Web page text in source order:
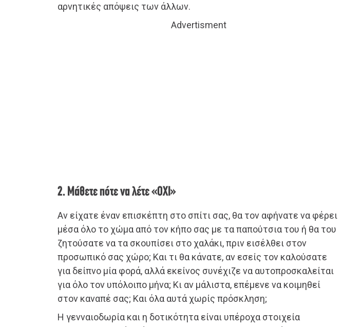
αρνητικές απόψεις των άλλων.
Advertisment
2. Μάθετε πότε να λέτε «ΟΧΙ»
Αν είχατε έναν επισκέπτη στο σπίτι σας, θα τον αφήνατε να φέρει
μέσα όλο το χώμα από τον κήπο σας με τα παπούτσια του ή θα του
ζητούσατε να τα σκουπίσει στο χαλάκι, πριν εισέλθει στον
προσωπικό σας χώρο; Και τι θα κάνατε, αν εσείς τον καλούσατε
για δείπνο μία φορά, αλλά εκείνος συνέχιζε να αυτοπροσκαλείται
για όλο τον υπόλοιπο μήνα; Κι αν μάλιστα, επέμενε να κοιμηθεί
στον καναπέ σας; Και όλα αυτά χωρίς πρόσκληση;
Η γενναιοδωρία και η δοτικότητα είναι υπέροχα στοιχεία